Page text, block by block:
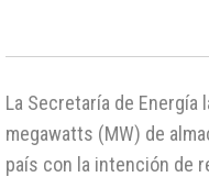
La Secretaría de
megawatts (MW) de
país con la intención de